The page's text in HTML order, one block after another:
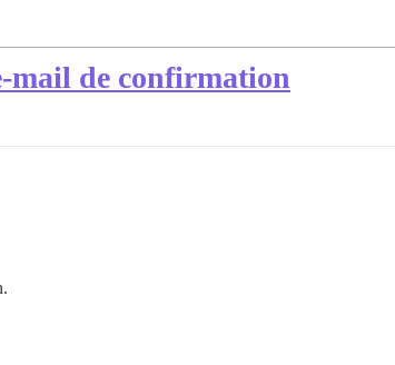
mail de confirmation